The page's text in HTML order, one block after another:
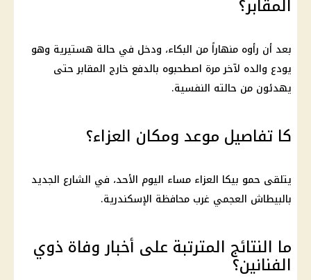
بعد أن رأوه منهاراً من البكاء، ودخل في حالة هستيرية وهو
يودع والده لآخر مرة اصطحبوه بالدفع خارج المقابر حتى
يهدئون من حالته النفسية.
كا تفاصيل موعد ومكان العزاء؟
يتلقى حمو بيكا العزاء مساء اليوم الأحد، في الشارع الجديد
بالبيطاش العجمي غرب محافظة الإسكندرية.
ما النتائج المترتبة على أخبار وفاة ذوي
الفنانين؟